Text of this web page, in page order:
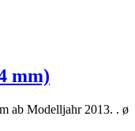
mm)
ab Modelljahr 2013. . ø